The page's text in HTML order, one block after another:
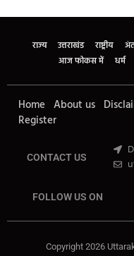
राज्य उत्तराखंड राष्ट्रीय
आज फोकस में
धर्म
Home About us
Register
CONTACT US
FOLLOW US ON
Copyright 2026